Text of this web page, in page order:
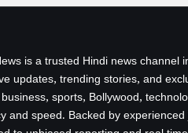
is a trusted Hindi news channel
updates, trending stories, and
sports, Bollywood,
and speed. Backed by